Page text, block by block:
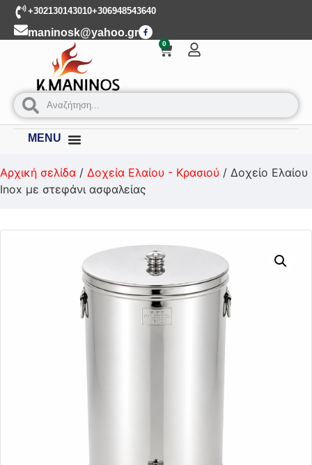
+302130143010+306948543640
maninosk@yahoo.gr
0
MENU
Αρχική σελίδα / Δοχεία Ελαίου - Κρασιού / Δοχείο Ελαίου
Inox με στεφάνι ασφαλείας